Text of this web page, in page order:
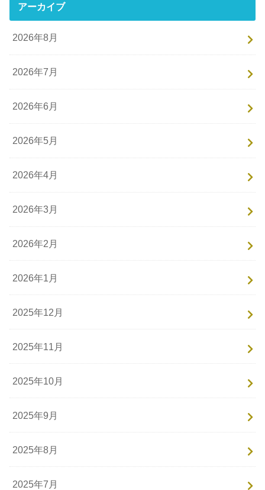
アーカイブ
2026年8月
2026年7月
2026年6月
2026年5月
2026年4月
2026年3月
2026年2月
2026年1月
2025年12月
2025年11月
2025年10月
2025年9月
2025年8月
2025年7月